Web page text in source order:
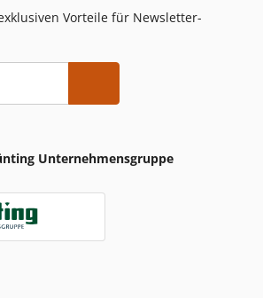
Vorteile für Newsletter-
Unternehmensgruppe